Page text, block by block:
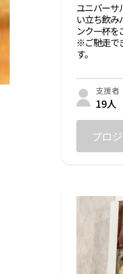
ユニバーサ
い立ち飲み
ンク一杯を
※ご馳走で
す。
※ドリン
ントを活動
す。
支援者
19人
プロ